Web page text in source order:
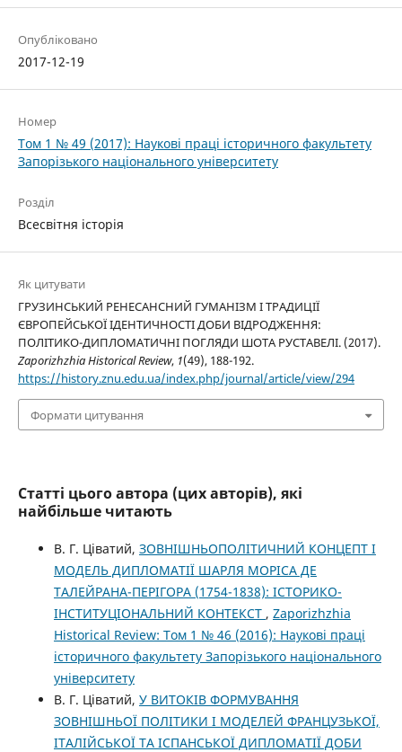
Опубліковано
2017-12-19
Номер
Том 1 № 49 (2017): Наукові праці історичного факультету
Запорізького національного університету
Розділ
Всесвітня історія
Як цитувати
ГРУЗИНСЬКИЙ РЕНЕСАНСНИЙ ГУМАНІЗМ І ТРАДИЦІЇ
ЄВРОПЕЙСЬКОЇ ІДЕНТИЧНОСТІ ДОБИ ВІДРОДЖЕННЯ:
ПОЛІТИКО-ДИПЛОМАТИЧНІ ПОГЛЯДИ ШОТА РУСТАВЕЛІ. (2017).
Zaporizhzhia Historical Review, 1(49), 188-192.
https://history.znu.edu.ua/index.php/journal/article/view/294
Формати цитування
Статті цього автора (цих авторів), які
найбільше читають
В. Г. Ціватий, ЗОВНІШНЬОПОЛІТИЧНИЙ КОНЦЕПТ І
МОДЕЛЬ ДИПЛОМАТІЇ ШАРЛЯ МОРІСА ДЕ
ТАЛЕЙРАНА-ПЕРІГОРА (1754-1838): ІСТОРИКО-
ІНСТИТУЦІОНАЛЬНИЙ КОНТЕКСТ , Zaporizhzhia
Historical Review: Том 1 № 46 (2016): Наукові праці
історичного факультету Запорізького національного
університету
В. Г. Ціватий, У ВИТОКІВ ФОРМУВАННЯ
ЗОВНІШНЬОЇ ПОЛІТИКИ І МОДЕЛЕЙ ФРАНЦУЗЬКОЇ,
ІТАЛІЙСЬКОЇ ТА ІСПАНСЬКОЇ ДИПЛОМАТІЇ ДОБИ